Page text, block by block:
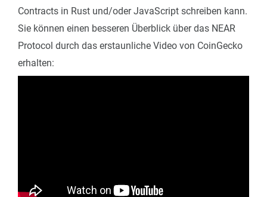
Contracts in Rust und/oder JavaScript schreiben kann.
Sie können einen besseren Überblick über das NEAR
Protocol durch das erstaunliche Video von CoinGecko
erhalten: